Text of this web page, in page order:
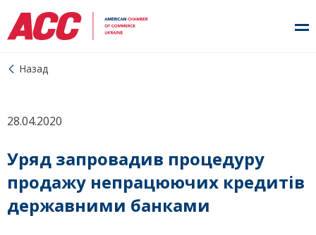
Назад
28.04.2020
Уряд запровадив процедуру
продажу непрацюючих кредитів
державними банками